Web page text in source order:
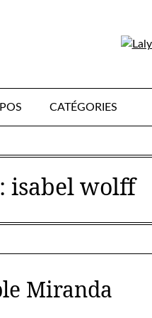
CATÉGORIES
isabel wolff
Miranda